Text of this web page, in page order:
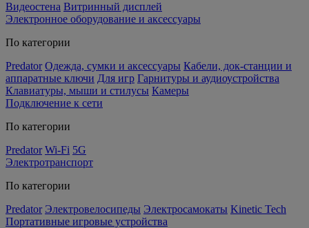
Видеостена Витринный дисплей
Электронное оборудование и аксессуары
По категории
Predator Одежда, сумки и аксессуары Кабели, док-станции и
аппаратные ключи Для игр Гарнитуры и аудиоустройства
Клавиатуры, мыши и стилусы Камеры
Подключение к сети
По категории
Predator Wi-Fi 5G
Электротранспорт
По категории
Predator Электровелосипеды Электросамокаты Kinetic Tech
Портативные игровые устройства